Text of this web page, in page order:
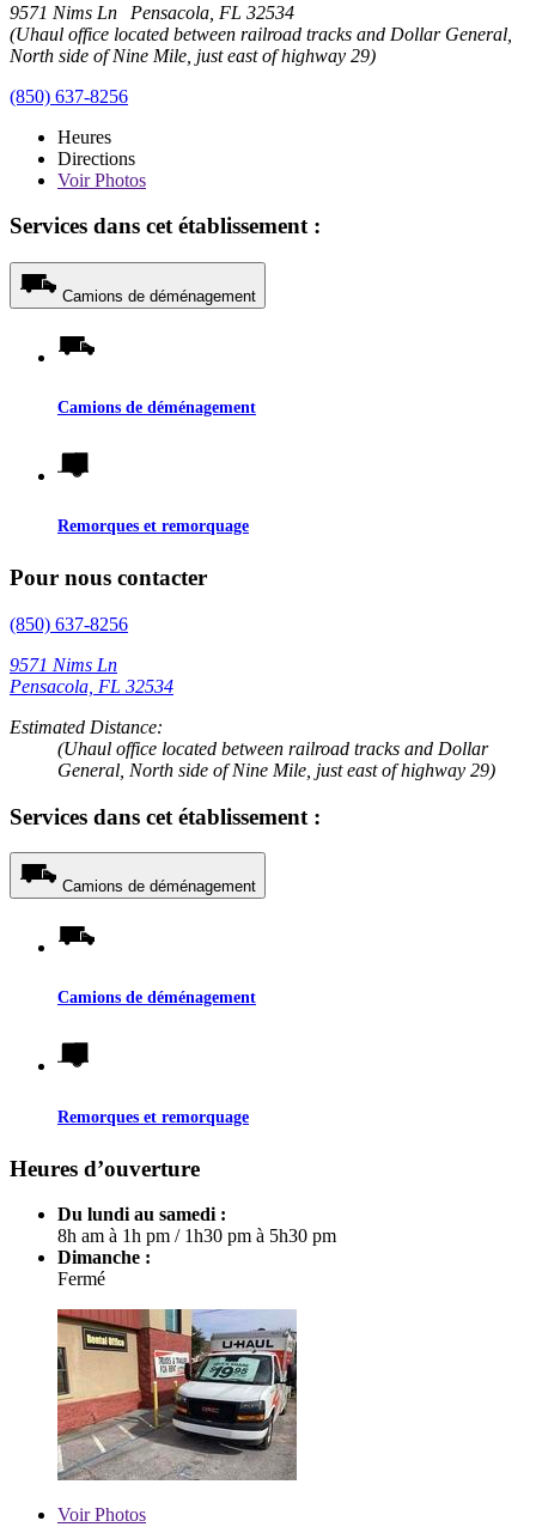
9571 Nims Ln Pensacola, FL 32534
(Uhaul office located between railroad tracks and Dollar General,
North side of Nine Mile, just east of highway 29)
(850) 637-8256
Heures
Directions
VoirPhotos
Services dans cet établissement :
Camions de déménagement
Camions de déménagement
Remorques et remorquage
Pour nous contacter
(850) 637-8256
9571 Nims Ln
Pensacola, FL 32534
Estimated Distance:
(Uhaul office located between railroad tracks and Dollar
General, North side of Nine Mile, just east of highway 29)
Services dans cet établissement :
Camions de déménagement
Camions de déménagement
Remorques et remorquage
Heures d’ouverture
Du lundi au samedi :
8h am à 1h pm / 1h30 pm à 5h30 pm
Dimanche :
Fermé
VoirPhotos